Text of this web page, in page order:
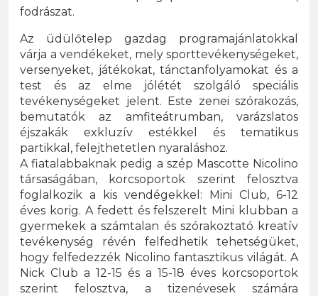
fodrászat.
Az üdülőtelep gazdag programajánlatokkal
várja a vendékeket, mely sporttevékenységeket,
versenyeket, játékokat, tánctanfolyamokat és a
test és az elme jólétét szolgáló speciális
tevékenységeket jelent. Este zenei szórakozás,
bemutatók az amfiteátrumban, varázslatos
éjszakák exkluzív estékkel és tematikus
partikkal, felejthetetlen nyaraláshoz.
A fiatalabbaknak pedig a szép Mascotte Nicolino
társaságában, korcsoportok szerint felosztva
foglalkozik a kis vendégekkel: Mini Club, 6-12
éves korig. A fedett és felszerelt Mini klubban a
gyermekek a számtalan és szórakoztató kreatív
tevékenység révén felfedhetik tehetségüket,
hogy felfedezzék Nicolino fantasztikus világát. A
Nick Club a 12-15 és a 15-18 éves korcsoportok
szerint felosztva, a tizenévesek számára